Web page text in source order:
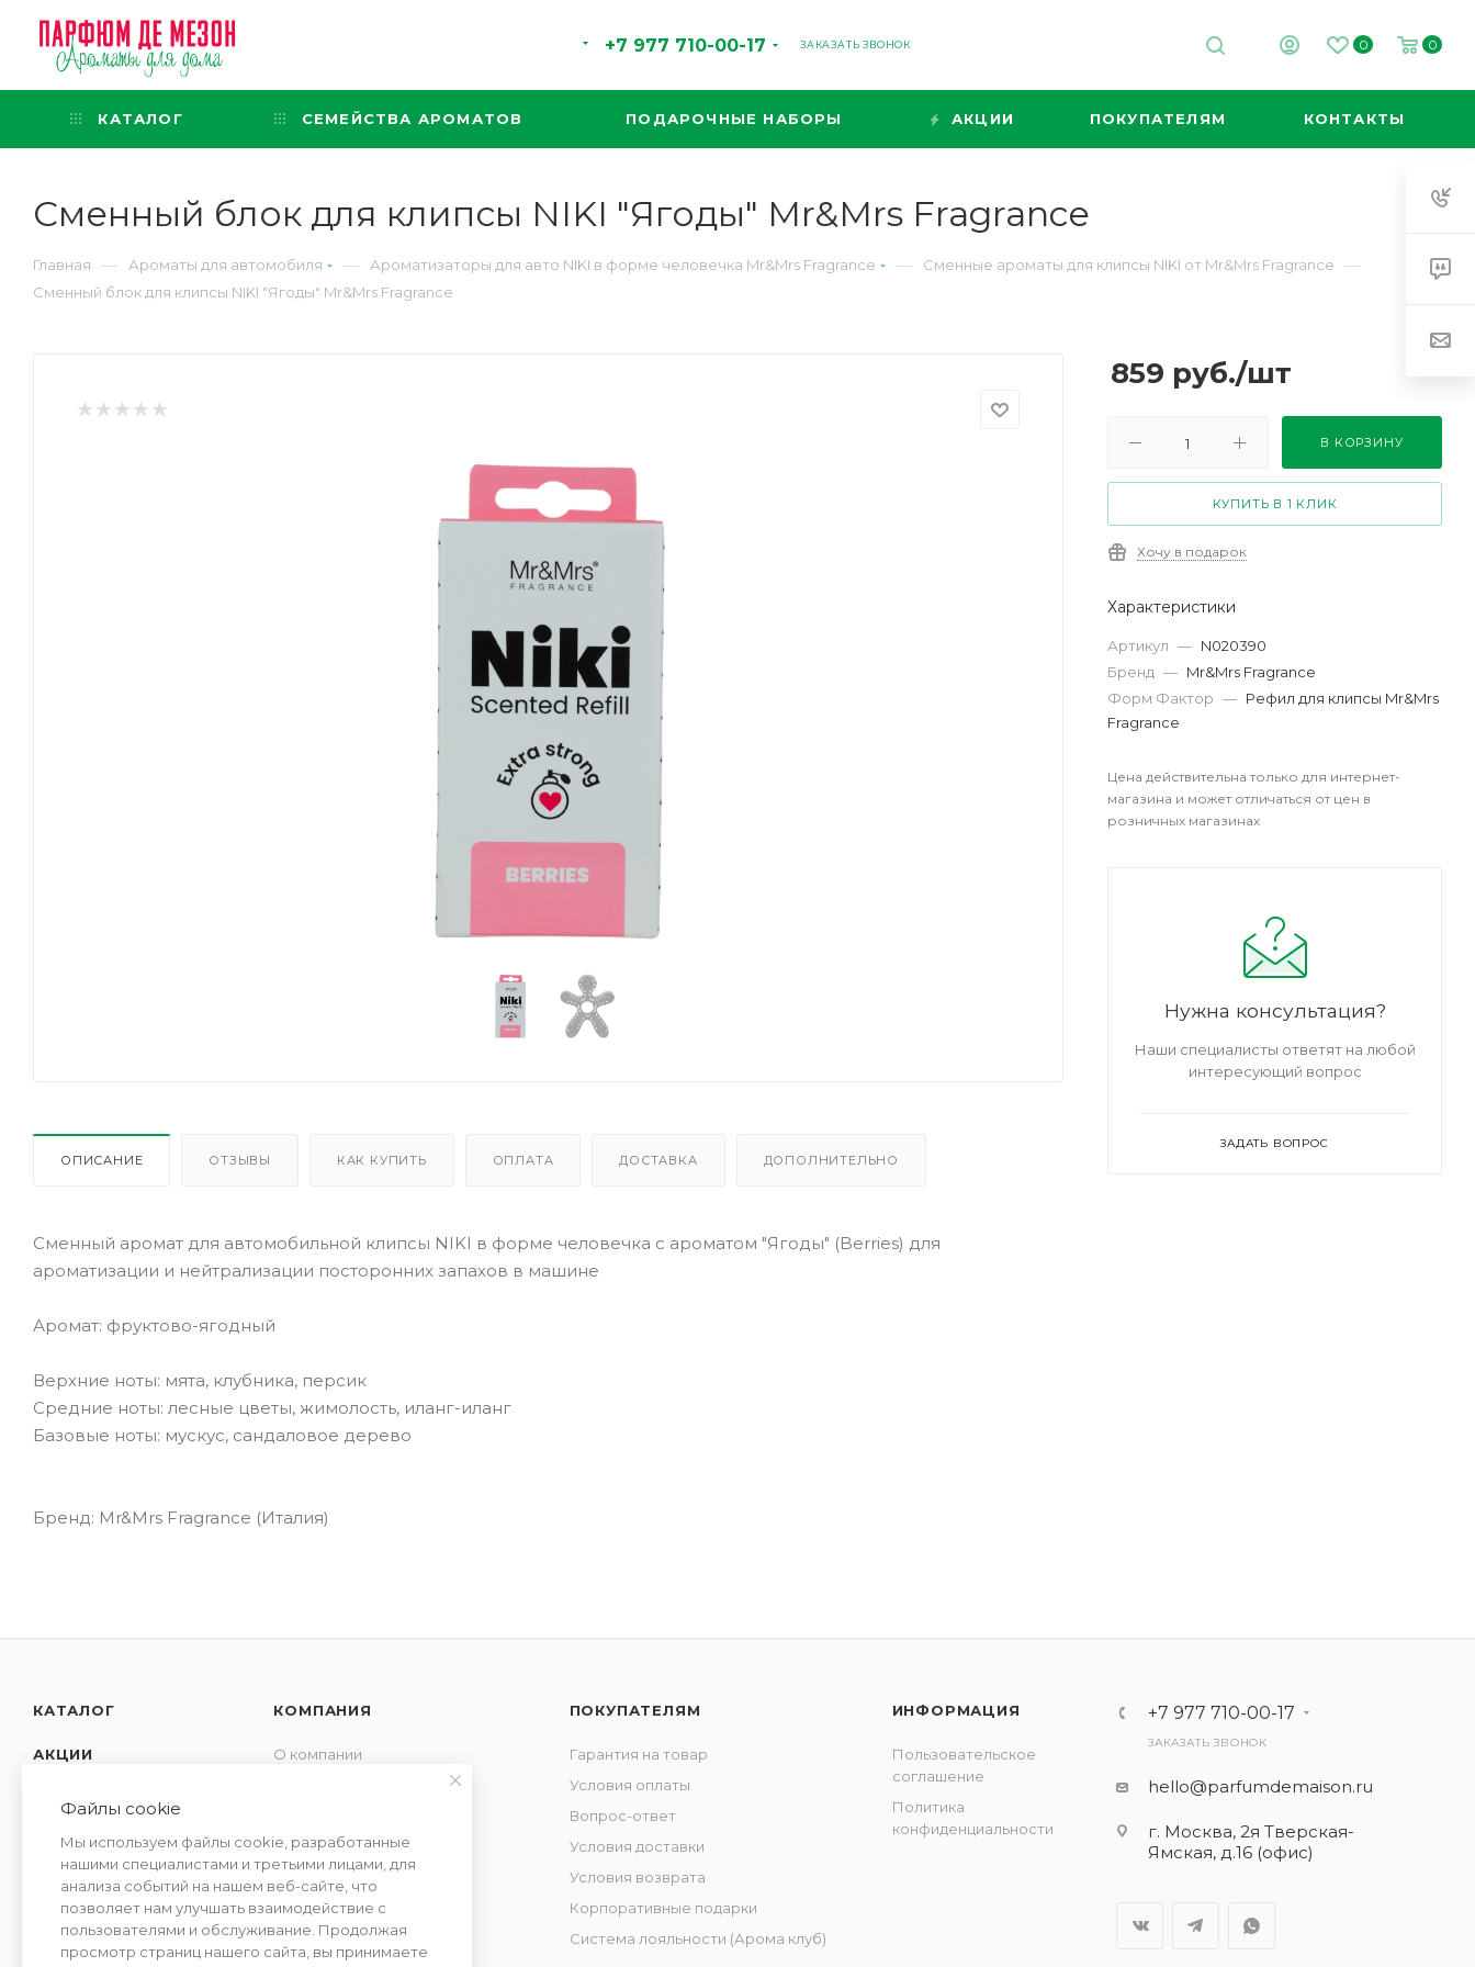
+7 977 710-00-17 ЗАКАЗАТЬ ЗВОНОК 0 0
КАТАЛОГ СЕМЕЙСТВА АРОМАТОВ ПОДАРОЧНЫЕ НАБОРЫ АКЦИИ ПОКУПАТЕЛЯМ КОНТАКТЫ
Сменный блок для клипсы NIKI "Ягоды" Mr&Mrs Fragrance
Главная — Ароматы для автомобиля — Ароматизаторы для авто NIKI в форме человечка Mr&Mrs Fragrance — Сменные ароматы для клипсы NIKI от Mr&Mrs Fragrance —
Сменный блок для клипсы NIKI "Ягоды" Mr&Mrs Fragrance
ОПИСАНИЕ ОТЗЫВЫ КАК КУПИТЬ ОПЛАТА ДОСТАВКА ДОПОЛНИТЕЛЬНО
Сменный аромат для автомобильной клипсы NIKI в форме человечка с ароматом "Ягоды" (Berries) для
ароматизации и нейтрализации посторонних запахов в машине
Аромат: фруктово-ягодный
Верхние ноты: мята, клубника, персик
Средние ноты: лесные цветы, жимолость, иланг-иланг
Базовые ноты: мускус, сандаловое дерево
Бренд: Mr&Mrs Fragrance (Италия)
859 руб./шт
В КОРЗИНУ
КУПИТЬ В 1 КЛИК
Хочу в подарок
Характеристики
Артикул — N020390
Бренд — Mr&Mrs Fragrance
Форм Фактор — Рефил для клипсы Mr&Mrs
Fragrance
Цена действительна только для интернет-
магазина и может отличаться от цен в
розничных магазинах
Нужна консультация?
Наши специалисты ответят на любой
интересующий вопрос
ЗАДАТЬ ВОПРОС
КАТАЛОГ
АКЦИИ
СЕМЕЙСТВА
АРОМАТОВ
КОМПАНИЯ
О компании
Отзывы
Сотрудничество
ПОКУПАТЕЛЯМ
Гарантия на товар
Условия оплаты
Вопрос-ответ
Условия доставки
Условия возврата
Корпоративные подарки
Система лояльности (Арома клуб)
ИНФОРМАЦИЯ
Пользовательское
соглашение
Политика
конфиденциальности
+7 977 710-00-17
ЗАКАЗАТЬ ЗВОНОК
hello@parfumdemaison.ru
г. Москва, 2я Тверская-
Ямская, д.16 (офис)
Файлы cookie
Мы используем файлы cookie, разработанные
нашими специалистами и третьими лицами, для
анализа событий на нашем веб-сайте, что
позволяет нам улучшать взаимодействие с
пользователями и обслуживание. Продолжая
просмотр страниц нашего сайта, вы принимаете